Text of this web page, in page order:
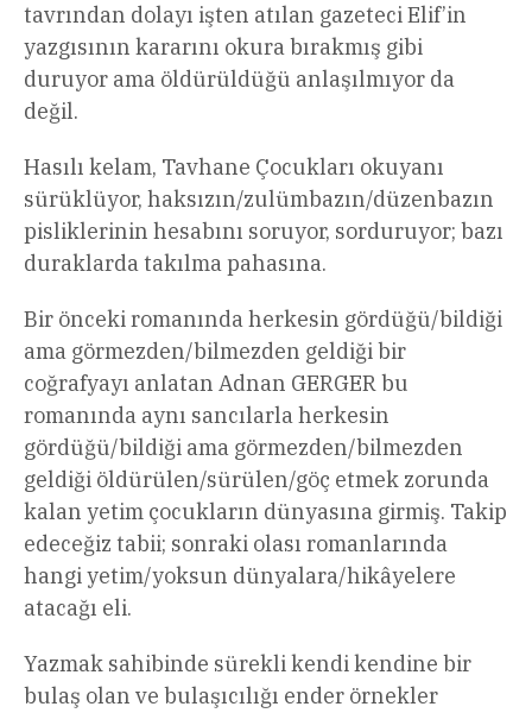
tavrından dolayı işten atılan gazeteci Elif’in
yazgısının kararını okura bırakmış gibi
duruyor ama öldürüldüğü anlaşılmıyor da
değil.
Hasılı kelam, Tavhane Çocukları okuyanı
sürüklüyor, haksızın/zulümbazın/düzenbazın
pisliklerinin hesabını soruyor, sorduruyor; bazı
duraklarda takılma pahasına.
Bir önceki romanında herkesin gördüğü/bildiği
ama görmezden/bilmezden geldiği bir
coğrafyayı anlatan Adnan GERGER bu
romanında aynı sancılarla herkesin
gördüğü/bildiği ama görmezden/bilmezden
geldiği öldürülen/sürülen/göç etmek zorunda
kalan yetim çocukların dünyasına girmiş. Takip
edeceğiz tabii; sonraki olası romanlarında
hangi yetim/yoksun dünyalara/hikâyelere
atacağı eli.
Yazmak sahibinde sürekli kendi kendine bir
bulaş olan ve bulaşıcılığı ender örnekler